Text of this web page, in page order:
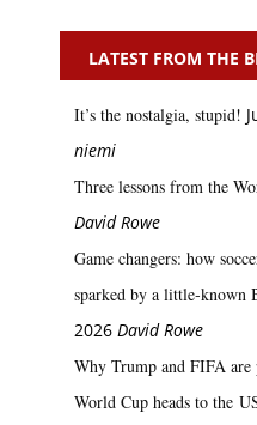
LATEST FROM THE
It’s the nostalgia, stupid!
niemi
Three lessons from the
David Rowe
Game changers: how
sparked by a little‑known
2026 David Rowe
Why Trump and FIFA are
World Cup heads to the